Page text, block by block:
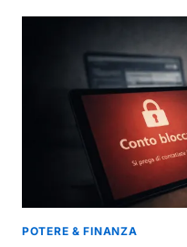
POTERE & FINANZA